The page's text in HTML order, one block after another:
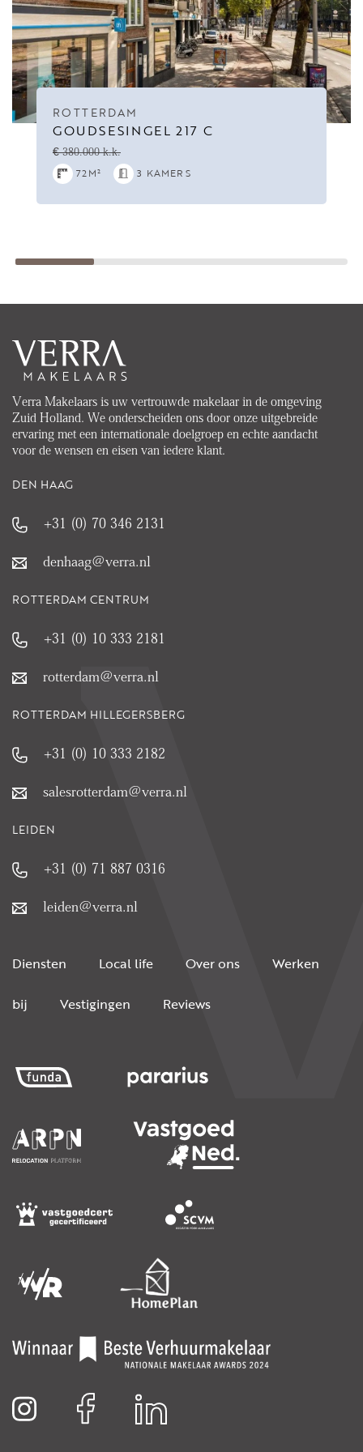
ROTTERDAM
GOUDSESINGEL 217 C
€ 380.000 k.k.
72M² 3 KAMERS
Verra Makelaars is uw vertrouwde makelaar in de omgeving
Zuid Holland. We onderscheiden ons door onze uitgebreide
ervaring met een internationale doelgroep en echte aandacht
voor de wensen en eisen van iedere klant.
DEN HAAG
+31 (0) 70 346 2131
denhaag@verra.nl
ROTTERDAM CENTRUM
+31 (0) 10 333 2181
rotterdam@verra.nl
ROTTERDAM HILLEGERSBERG
+31 (0) 10 333 2182
salesrotterdam@verra.nl
LEIDEN
+31 (0) 71 887 0316
leiden@verra.nl
Diensten Local life Over ons Werken
bij Vestigingen Reviews